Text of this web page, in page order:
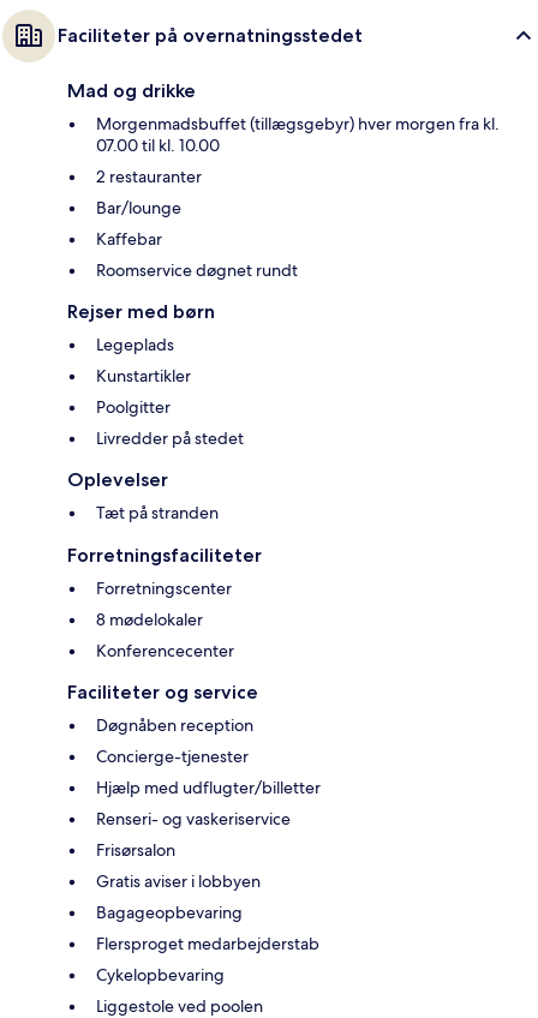
Faciliteter på overnatningsstedet
Mad og drikke
Morgenmadsbuffet (tillægsgebyr) hver morgen fra kl.
07.00 til kl. 10.00
2 restauranter
Bar/lounge
Kaffebar
Roomservice døgnet rundt
Rejser med børn
Legeplads
Kunstartikler
Poolgitter
Livredder på stedet
Oplevelser
Tæt på stranden
Forretningsfaciliteter
Forretningscenter
8 mødelokaler
Konferencecenter
Faciliteter og service
Døgnåben reception
Concierge-tjenester
Hjælp med udflugter/billetter
Renseri- og vaskeriservice
Frisørsalon
Gratis aviser i lobbyen
Bagageopbevaring
Flersproget medarbejderstab
Cykelopbevaring
Liggestole ved poolen